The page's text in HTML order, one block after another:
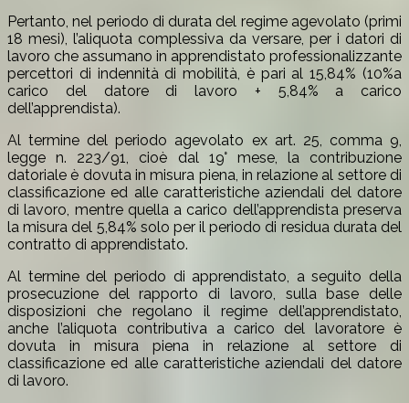
Pertanto, nel periodo di durata del regime agevolato (primi
18 mesi), l’aliquota complessiva da versare, per i datori di
lavoro che assumano in apprendistato professionalizzante
percettori di indennità di mobilità, è pari al 15,84% (10%a
carico del datore di lavoro + 5,84% a carico
dell’apprendista).
Al termine del periodo agevolato ex art. 25, comma 9,
legge n. 223/91, cioè dal 19° mese, la contribuzione
datoriale è dovuta in misura piena, in relazione al settore di
classificazione ed alle caratteristiche aziendali del datore
di lavoro, mentre quella a carico dell’apprendista preserva
la misura del 5,84% solo per il periodo di residua durata del
contratto di apprendistato.
Al termine del periodo di apprendistato, a seguito della
prosecuzione del rapporto di lavoro, sulla base delle
disposizioni che regolano il regime dell’apprendistato,
anche l’aliquota contributiva a carico del lavoratore è
dovuta in misura piena in relazione al settore di
classificazione ed alle caratteristiche aziendali del datore
di lavoro.